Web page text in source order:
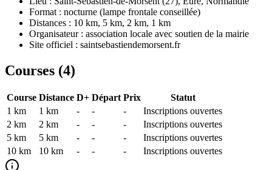
Format : nocturne (lampe frontale conseillée)
Distances : 10 km, 5 km, 2 km, 1 km
Organisateur : association locale avec soutien de la mairie
Site officiel : saintsebastiendemorsent.fr
Courses (4)
Course Distance D+ Départ Prix
Statut
1 km
1 km - - -
Inscriptions ouvertes
2 km
2 km - - -
Inscriptions ouvertes
5 km
5 km - - -
Inscriptions ouvertes
10 km
10 km - - - Inscriptions ouvertes